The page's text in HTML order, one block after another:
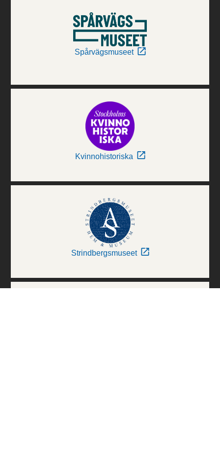
Spårvägsmuseet
Kvinnohistoriska
Strindbergsmuseet